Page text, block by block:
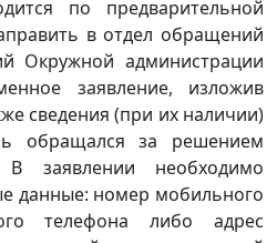
по предварительной
в отдел обращений
Окружной администрации
заявление, изложив
сведения (при их наличии)
обращался за решением
В заявлении необходимо
данные: номер мобильного
телефона либо адрес